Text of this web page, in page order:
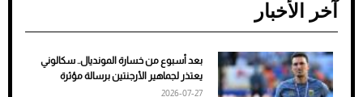
ضعف تبريد مكيف السيارة عند الوقوف.. أشهر
الأسباب والحلول
آخر الأخبار
بعد أسبوع من خسارة المونديال.. سكالوني
يعتذر لجماهير الأرجنتين برسالة مؤثرة
2026-07-27